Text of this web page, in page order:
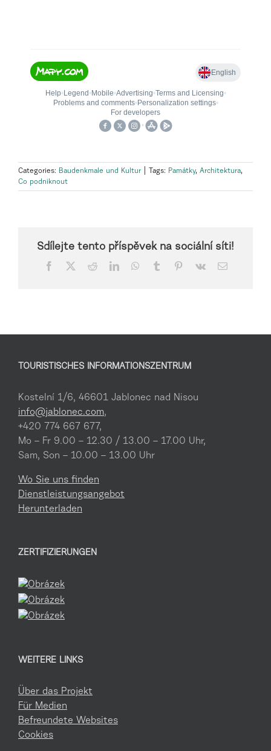
Categories: Baudenkmale und Kultur Tags: Památky, Architektura,
Co podniknout
Sdílejte tento příspěvek na sociální síti!
Facebook RedditLinkedInWhatsApp
Tumblr Pinterest
Vk Email
TOURISTISCHES INFORMATIONSZENTRUM
Kostelní 1/6, 46601 Jablonec nad Nisou
info@jablonec.com,
+420 774 667 677,
Mo – Fr 9.00 – 12.30 / 13.00 – 17.00 Uhr,
Sam, Son – 10.00 – 13.00 Uhr
Wo Sie uns finden
Dienstleistungsangebot
Herunterladen
ZERTIFIZIERUNGEN
WEITERE LINKS
Über das Projekt
Für Medien
Befreundete Websites
Cookies